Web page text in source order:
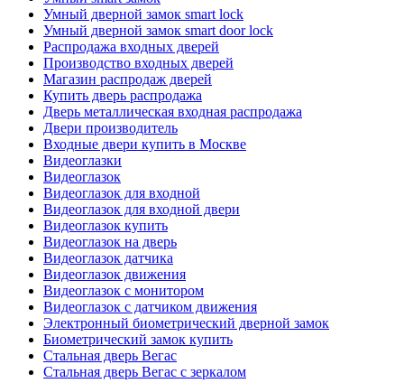
Умный дверной замок smart lock
Умный дверной замок smart door lock
Распродажа входных дверей
Производство входных дверей
Магазин распродаж дверей
Купить дверь распродажа
Дверь металлическая входная распродажа
Двери производитель
Входные двери купить в Москве
Видеоглазки
Видеоглазок
Видеоглазок для входной
Видеоглазок для входной двери
Видеоглазок купить
Видеоглазок на дверь
Видеоглазок датчика
Видеоглазок движения
Видеоглазок с монитором
Видеоглазок с датчиком движения
Электронный биометрический дверной замок
Биометрический замок купить
Стальная дверь Вегас
Стальная дверь Вегас с зеркалом